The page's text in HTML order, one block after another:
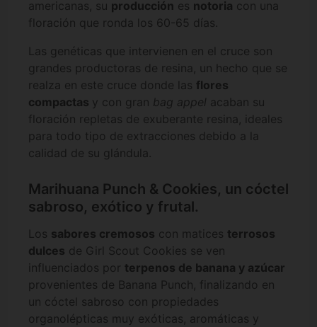
americanas, su producción es notoria con una
floración que ronda los 60-65 días.
Las genéticas que intervienen en el cruce son
grandes productoras de resina, un hecho que se
realza en este cruce donde las flores
compactas y con gran bag appel acaban su
floración repletas de exuberante resina, ideales
para todo tipo de extracciones debido a la
calidad de su glándula.
Marihuana Punch & Cookies, un cóctel
sabroso, exótico y frutal.
Los sabores cremosos con matices terrosos
dulces de Girl Scout Cookies se ven
influenciados por terpenos de banana y azúcar
provenientes de Banana Punch, finalizando en
un cóctel sabroso con propiedades
organolépticas muy exóticas, aromáticas y